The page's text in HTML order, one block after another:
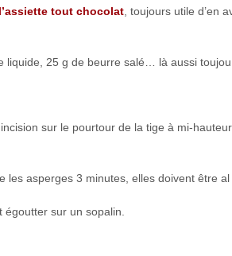
tout chocolat, toujours utile d’en
25 g de beurre salé… là aussi
sur le pourtour de la tige à mi-
les asperges 3 minutes, elles doivent être al
égoutter sur un sopalin.